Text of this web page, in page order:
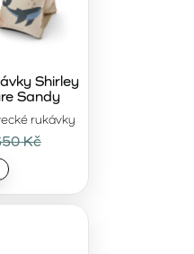
rukávky
Shirley
Sandy
Kč